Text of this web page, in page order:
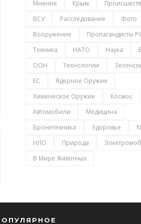
Мнение
Крым
ВСУ
Расследование
Фото
Вооружение
Пропагандисты
Техника
НАТО Наука
ООН
Технологии
ЕС
Ядерное Оружие
Химическое Оружие
Космос
Автомобили
Медицина
Бронетехника
Здоровье
НЛО
Природа
В Мире Животных